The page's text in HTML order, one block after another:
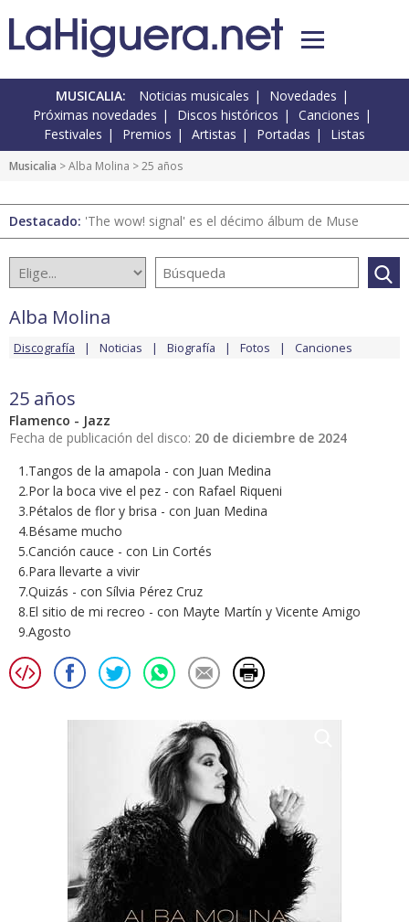
MUSICALIA: Noticias musicales
Novedades
Próximas novedades
Discos históricos
Canciones
Festivales
Premios Artistas Portadas Listas
Musicalia >Alba Molina > 25 años
Destacado: 'The wow! signal' es el décimo álbum de Muse
Alba Molina
Discografía Noticias Biografía Fotos Canciones
25 años
Flamenco - Jazz
Fecha de publicación del disco: 20 de diciembre de 2024
1.Tangos de la amapola - con Juan Medina
2.Por la boca vive el pez - con Rafael Riqueni
3.Pétalos de flor y brisa - con Juan Medina
4.Bésame mucho
5.Canción cauce - con Lin Cortés
6.Para llevarte a vivir
7.Quizás - con Sílvia Pérez Cruz
8.El sitio de mi recreo - con Mayte Martín y Vicente Amigo
9.Agosto